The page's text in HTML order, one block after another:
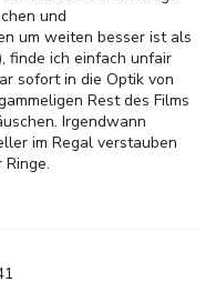
und
um weiten besser ist als
finde ich einfach unfair
sofort in die Optik von
Rest des Films
Irgendwann
im Regal verstauben